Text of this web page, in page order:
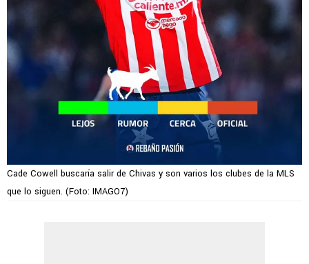
Cade Cowell buscaría salir de Chivas y son varios los clubes de la MLS
que lo siguen. (Foto: IMAGO7)